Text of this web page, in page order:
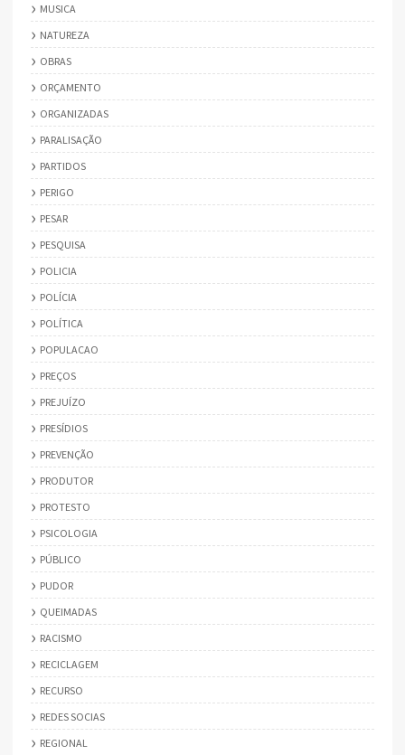
MUSICA
NATUREZA
OBRAS
ORÇAMENTO
ORGANIZADAS
PARALISAÇÃO
PARTIDOS
PERIGO
PESAR
PESQUISA
POLICIA
POLÍCIA
POLÍTICA
POPULACAO
PREÇOS
PREJUÍZO
PRESÍDIOS
PREVENÇÃO
PRODUTOR
PROTESTO
PSICOLOGIA
PÚBLICO
PUDOR
QUEIMADAS
RACISMO
RECICLAGEM
RECURSO
REDES SOCIAS
REGIONAL